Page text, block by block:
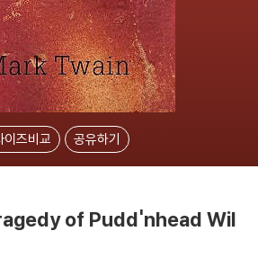
이즈비교 공유하기
of Pudd'nhead Wil